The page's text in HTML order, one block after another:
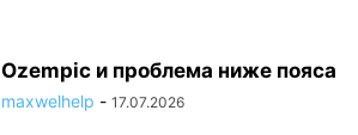
Ozempic и проблема ниже пояса
maxwelhelp - 17.07.2026